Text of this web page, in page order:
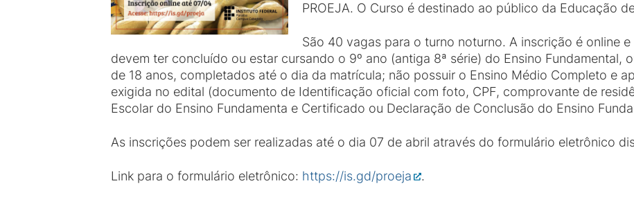
PROEJA. O Curso é destinado ao público da Educação
São 40 vagas para o turno noturno. A inscrição é online
devem ter concluído ou estar cursando o 9º ano (antiga 8ª série) do Ensino Fundamental,
de 18 anos, completados até o dia da matrícula; não possuir o Ensino Médio Completo e
exigida no edital (documento de Identificação oficial com foto, CPF, comprovante de
Escolar do Ensino Fundamenta e Certificado ou Declaração de Conclusão do Ensino
As inscrições podem ser realizadas até o dia 07 de abril através do formulário eletrônico
Link para o formulário eletrônico: https://is.gd/proeja .